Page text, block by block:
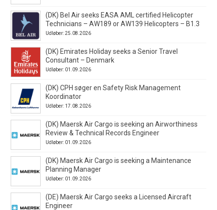
(DK) Bel Air seeks EASA AML certified Helicopter
Technicians – AW189 or AW139 Helicopters – B1.3
Udløber: 25.08.2026
(DK) Emirates Holiday seeks a Senior Travel
Consultant – Denmark
Udløber: 01.09.2026
(DK) CPH søger en Safety Risk Management
Koordinator
Udløber: 17.08.2026
(DK) Maersk Air Cargo is seeking an Airworthiness
Review & Technical Records Engineer
Udløber: 01.09.2026
(DK) Maersk Air Cargo is seeking a Maintenance
Planning Manager
Udløber: 01.09.2026
(DE) Maersk Air Cargo seeks a Licensed Aircraft
Engineer